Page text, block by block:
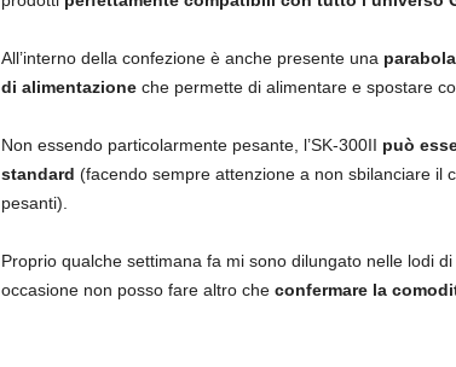
All’interno della confezione è anche presente una
di alimentazione che permette di alimentare e spostare
Non essendo particolarmente pesante, l’SK-300II può
standard (facendo sempre attenzione a non sbilanciare il
pesanti).
Proprio qualche settimana fa mi sono dilungato nelle lodi
occasione non posso fare altro checonfermare la